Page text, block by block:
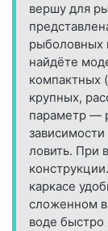
вершу для
рыболовных
найдёте
компактных
крупных,
параметр —
ловить. При
каркасе
сложенном
воде